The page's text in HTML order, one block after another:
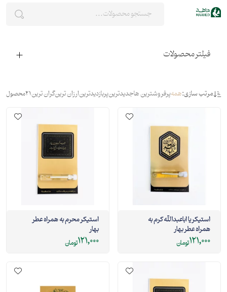
فیلتر محصولات
مرتب سازی:همهپرفروشترین هاجدیدترینپربازدیدترینارزان ترینگران ترین21محصول
استیکر یا اباعبدالله کرم به
همراه عطر بهار
121,000تومان
استیکر محرم به همراه عطر
بهار
121,000تومان